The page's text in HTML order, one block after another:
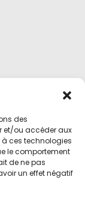
des
et/ou accéder aux
ces technologies
le comportement
de ne pas
un effet négatif